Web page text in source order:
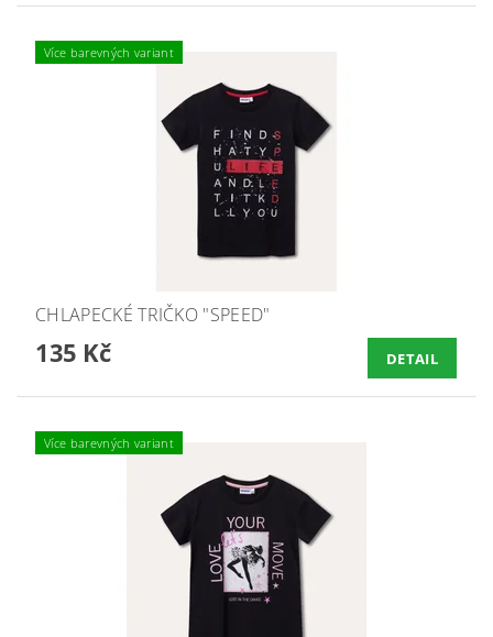
Více barevných variant
CHLAPECKÉ TRIČKO "SPEED"
135 Kč DETAIL
Více barevných variant